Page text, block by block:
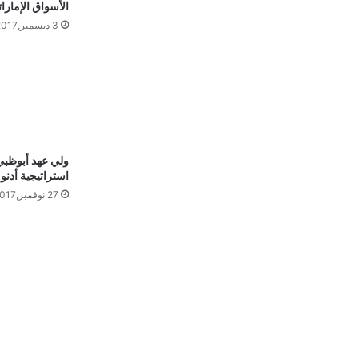
الأسواق
3 ديسمبر,2017
ولي عهد
استراتيجية
27 نوفمبر,2017